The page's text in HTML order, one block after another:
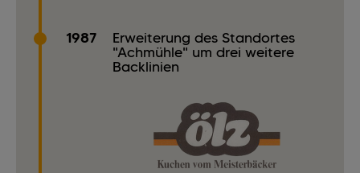
1987
Erweiterung des Standortes
"Achmühle" um drei weitere
Backlinien